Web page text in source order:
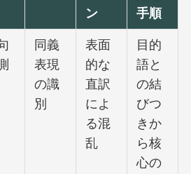
ン
手順
同義
表現
の識
別
表面
的な
直訳
によ
る混
乱
目的
語と
の結
びつ
きか
ら核
心の